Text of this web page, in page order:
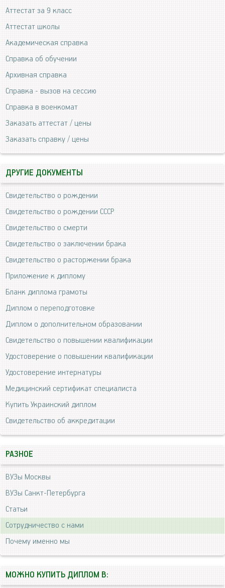
Аттестат за 9 класс
Аттестат школы
Академическая справка
Справка об обучении
Архивная справка
Справка - вызов на сессию
Справка в военкомат
Заказать аттестат / цены
Заказать справку / цены
ДРУГИЕ ДОКУМЕНТЫ
Свидетельство о рождении
Свидетельство о рождении СССР
Свидетельство о смерти
Свидетельство о заключении брака
Свидетельство о расторжении брака
Приложение к диплому
Бланк диплома грамоты
Диплом о переподготовке
Диплом о дополнительном образовании
Свидетельство о повышении квалификации
Удостоверение о повышении квалификации
Удостоверение интернатуры
Медицинский сертификат специалиста
Купить Украинский диплом
Свидетельство об аккредитации
РАЗНОЕ
ВУЗы Москвы
ВУЗы Санкт-Петербурга
Статьи
Сотрудничество с нами
Почему именно мы
МОЖНО КУПИТЬ ДИПЛОМ В: